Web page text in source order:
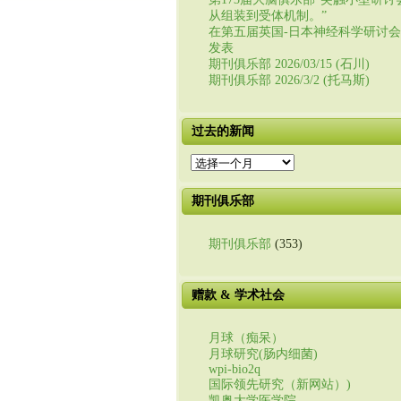
从组装到受体机制。”
在第五届英国-日本神经科学研讨
发表
期刊俱乐部 2026/03/15 (石川)
期刊俱乐部 2026/3/2 (托马斯)
过去的新闻
过
的
新
期刊俱乐部
期刊俱乐部 (353)
赠款 & 学术社会
月球（痴呆）
月球研究(肠内细菌)
wpi-bio2q
国际领先研究（新网站）)